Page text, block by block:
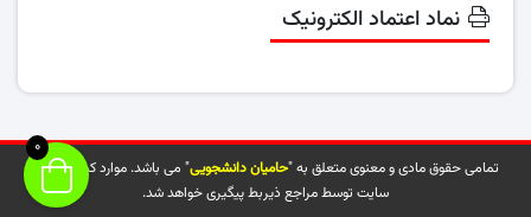
نماد اعتماد الکترونیک
تمامی حقوق مادی و معنوی متعلق به "حامیان دانشجویی" می باشد. موارد کپی شده از
سایت توسط مراجع ذیربط پیگیری خواهد شد.
0